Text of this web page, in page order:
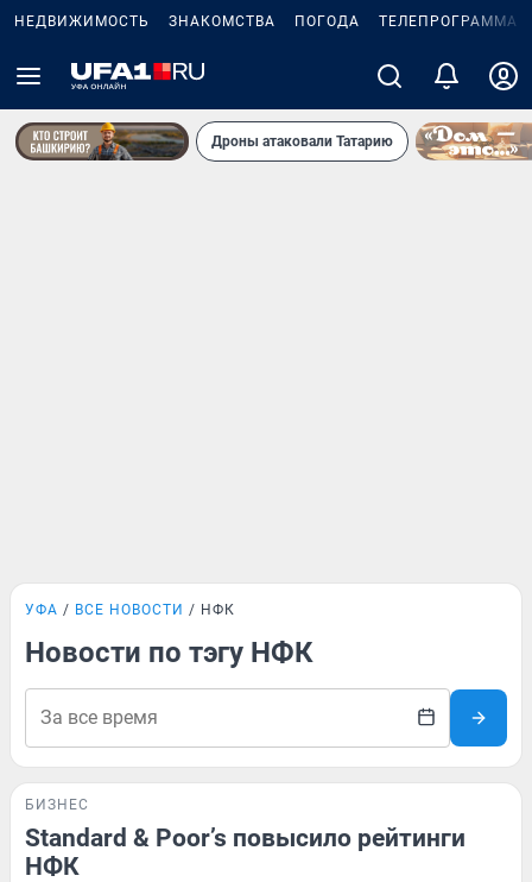
НЕДВИЖИМОСТЬ ЗНАКОМСТВА ПОГОДА ТЕЛЕПРОГРАММА
Дроны атаковали Татарию
УФА ВСЕ НОВОСТИ НФК
Новости по тэгу НФК
БИЗНЕС
Standard & Poor’s повысило рейтинги
НФК